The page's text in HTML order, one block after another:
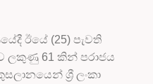
ඊයේ (25) පැවති
ලකුණු 61 කින් පරාජය
ශ්‍රී ලංකා